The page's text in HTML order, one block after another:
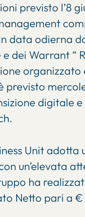
previsto l’8
data odierna
dei Warrant “
organizzato
previsto
digitale
Unit
un’elevata
ha
Netto pari a